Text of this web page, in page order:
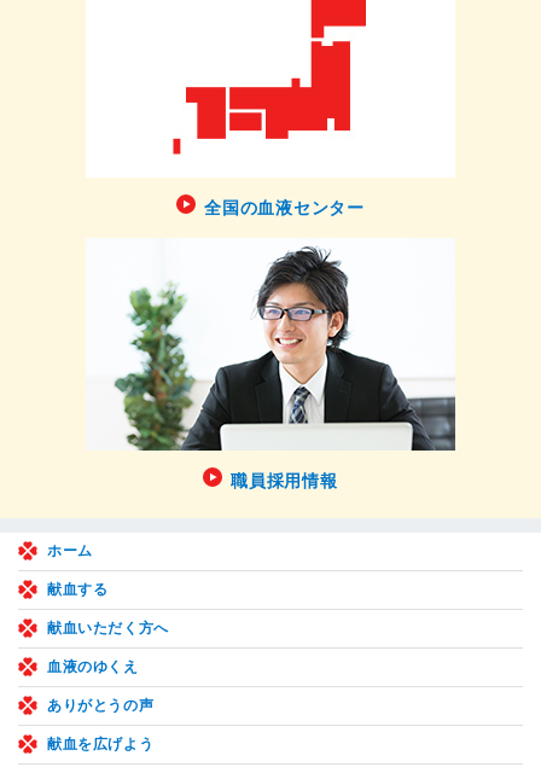
全国の血液センター
職員採用情報
ホーム
献血する
献血いただく方へ
血液のゆくえ
ありがとうの声
献血を広げよう